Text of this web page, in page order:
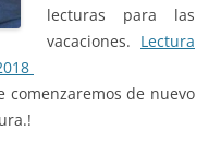
lecturas para las
vacaciones. Lectura
comenzaremos de nuevo